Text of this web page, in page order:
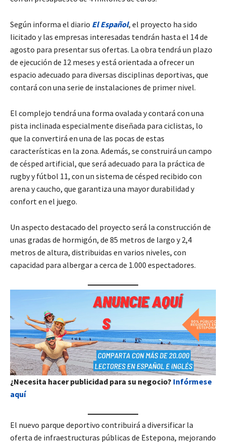
Según informa el diario El Español, el proyecto ha sido
licitado y las empresas interesadas tendrán hasta el 14 de
agosto para presentar sus ofertas. La obra tendrá un plazo
de ejecución de 12 meses y está orientada a ofrecer un
espacio adecuado para diversas disciplinas deportivas, que
contará con una serie de instalaciones de primer nivel.
El complejo tendrá una forma ovalada y contará con una
pista inclinada especialmente diseñada para ciclistas, lo
que la convertirá en una de las pocas de estas
características en la zona. Además, se construirá un campo
de césped artificial, que será adecuado para la práctica de
rugby y fútbol 11, con un sistema de césped recibido con
arena y caucho, que garantiza una mayor durabilidad y
confort en el juego.
Un aspecto destacado del proyecto será la construcción de
unas gradas de hormigón, de 85 metros de largo y 2,4
metros de altura, distribuidas en varios niveles, con
capacidad para albergar a cerca de 1.000 espectadores.
¿Necesita hacer publicidad para su negocio? Infórmese
aquí
El nuevo parque deportivo contribuirá a diversificar la
oferta de infraestructuras públicas de Estepona, mejorando